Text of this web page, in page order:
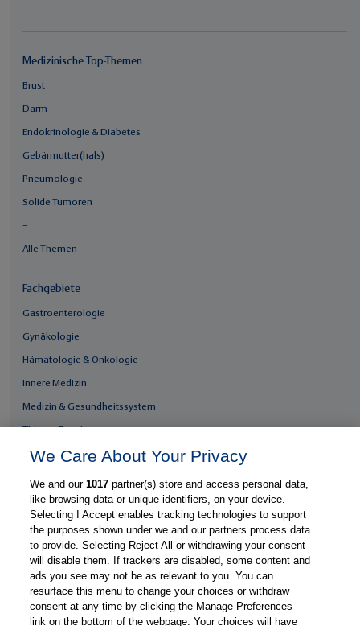
Medizinische Top-Themen
Brust
Darm
Endokrinologie & Diabetes
Gebärmutter(hals)
Pneumologie
Solide Tumoren
–
Alle Themen
Fachgebiete
Gastroenterologie
Gynäkologie
Hämatologie & Onkologie
Innere Medizin
Medizin & Gesundheitssystem
Über Thieme Praxis
Kostenlos registrieren
Fachzugang freischalten
Feedback geben
E-Mail-Newsletter
Whatsapp-Newsletter
Thieme Praxis App
We Care About Your Privacy
We and our1017 partner(s) store and access personal data,
like browsing data or unique identifiers, on your device.
Selecting I Accept enables tracking technologies to support
the purposes shown under we and our partners process data
to provide. Selecting Reject All or withdrawing your consent
will disable them. If trackers are disabled, some content and
ads you see may not be as relevant to you. You can
resurface this menu to change your choices or withdraw
consent at any time by clicking the Manage Preferences
link on the bottom of the webpage. Your choices will have